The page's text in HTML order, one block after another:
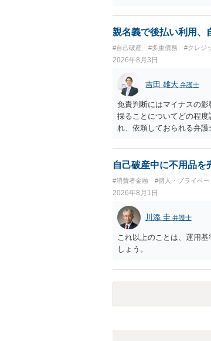
親名義で後払い利用、
#自己破産 #多重債務 #クレジ
2026年8月3日
吉田 雄大 弁護士
免責判断にはマイナスの
採ることについてどの程
れ、依頼しておられる弁
自己破産中に不用品を
#消費者金融 #個人・プライベー
2026年8月1日
川添 圭 弁護士
これ以上のことは、運用
しょう。